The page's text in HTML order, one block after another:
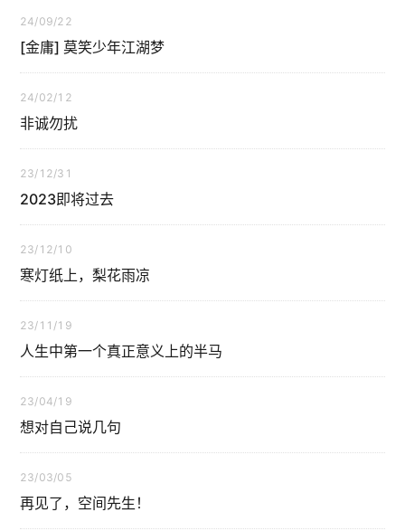
24/09/22
[金庸] 莫笑少年江湖梦
24/02/12
非诚勿扰
23/12/31
2023即将过去
23/12/10
寒灯纸上，梨花雨凉
23/11/19
人生中第一个真正意义上的半马
23/04/19
想对自己说几句
23/03/05
再见了，空间先生！